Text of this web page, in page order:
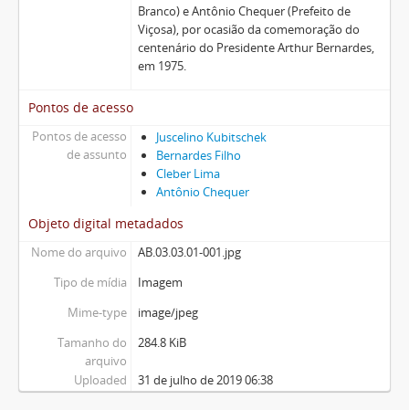
Branco) e Antônio Chequer (Prefeito de
Viçosa), por ocasião da comemoração do
centenário do Presidente Arthur Bernardes,
em 1975.
Pontos de acesso
Pontos de acesso
de assunto
Juscelino Kubitschek
Bernardes Filho
Cleber Lima
Antônio Chequer
Objeto digital metadados
Nome do arquivo
AB.03.03.01-001.jpg
Tipo de mídia
Imagem
Mime-type
image/jpeg
Tamanho do
arquivo
284.8 KiB
Uploaded 31 de julho de 2019 06:38